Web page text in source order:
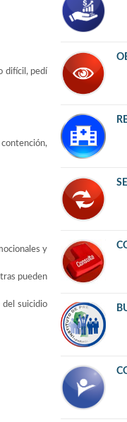
difícil, pedí
y
pueden
del suicidio